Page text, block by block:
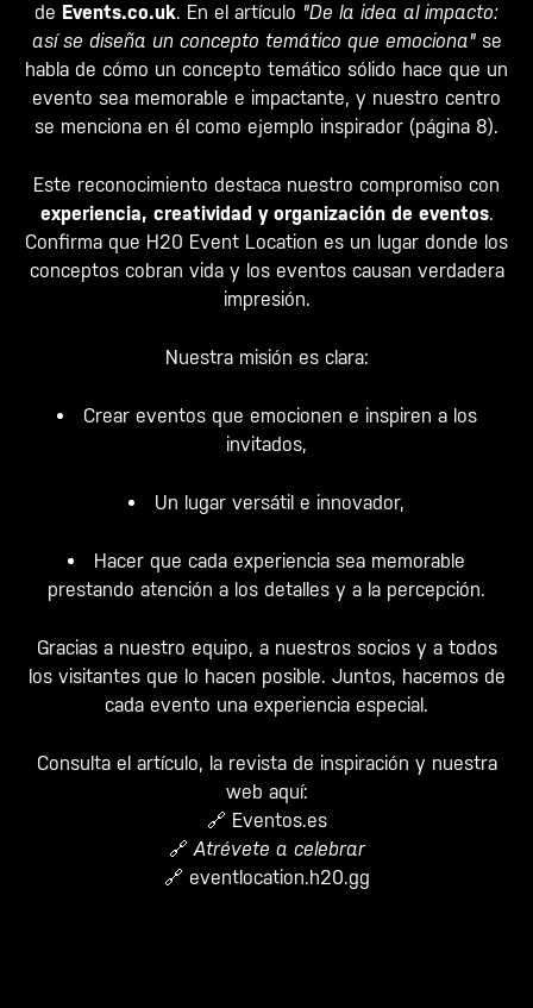
de Events.co.uk. En el artículo "De la idea al impacto:
así se diseña un concepto temático que emociona"se
habla de cómo un concepto temático sólido hace que un
evento sea memorable e impactante, y nuestro centro
se menciona en él como ejemplo inspirador (página 8).
Este reconocimiento destaca nuestro compromiso con
experiencia, creatividad y organización de eventos.
Confirma que H20 Event Location es un lugar donde los
conceptos cobran vida y los eventos causan verdadera
impresión.
Nuestra misión es clara:
Crear eventos que emocionen e inspiren a los
invitados,
Un lugar versátil e innovador,
Hacer que cada experiencia sea memorable
prestando atención a los detalles y a la percepción.
Gracias a nuestro equipo, a nuestros socios y a todos
los visitantes que lo hacen posible. Juntos, hacemos de
cada evento una experiencia especial.
Consulta el artículo, la revista de inspiración y nuestra
web aquí:
🔗 Eventos.es
🔗Atrévete a celebrar
🔗 eventlocation.h20.gg